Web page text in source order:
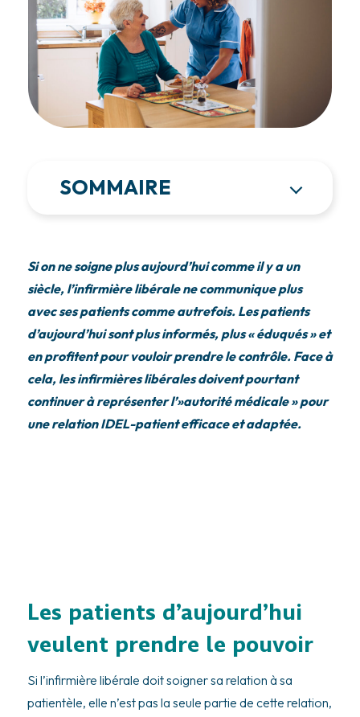
SOMMAIRE
Si on ne soigne plus aujourd’hui comme il y a un
siècle, l’infirmière libérale ne communique plus
avec ses patients comme autrefois. Les patients
d’aujourd’hui sont plus informés, plus « éduqués » et
en profitent pour vouloir prendre le contrôle. Face à
cela, les infirmières libérales doivent pourtant
continuer à représenter l’»autorité médicale » pour
une relation IDEL-patient efficace et adaptée.
Les patients d’aujourd’hui
veulent prendre le pouvoir
Si l’infirmière libérale doit soigner sa relation à sa
patientèle, elle n’est pas la seule partie de cette relation,